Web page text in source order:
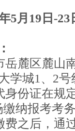
5月19日-23
岳麓区麓山
学城1、2
身份证在规
纳报考考
费之后，通